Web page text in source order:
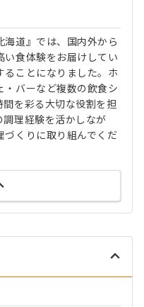
海道』では、国内外から
い食体験をお届けしてい
ることになりました。ホ
・バーなど複数の飲食シ
を彩る大切な役割を担
調理経験を活かしなが
づくりに取り組んでくだ